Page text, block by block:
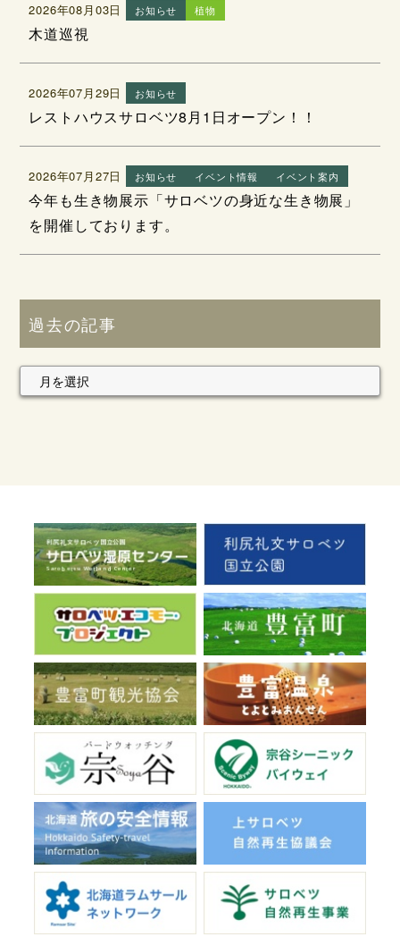
2026年08月03日 お知らせ 植物
木道巡視
2026年07月29日 お知らせ
レストハウスサロベツ8月1日オープン！！
2026年07月27日 お知らせ イベント情報 イベント案内
今年も生き物展示「サロベツの身近な生き物展」
を開催しております。
過去の記事